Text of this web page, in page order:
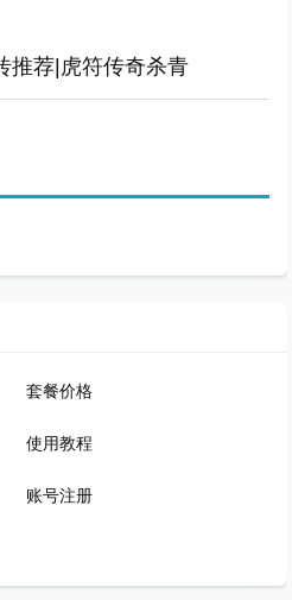
推荐|虎符传奇杀青
套餐价格
使用教程
账号注册